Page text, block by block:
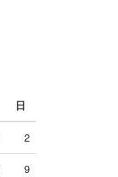
日
2
9